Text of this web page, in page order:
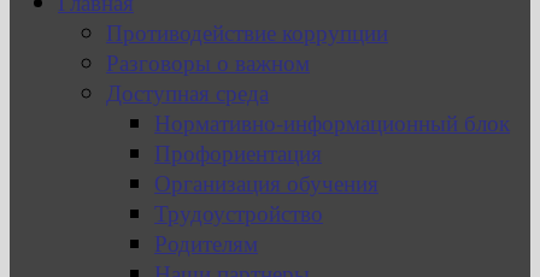
Противодействие коррупции
Разговоры о важном
Доступная среда
Нормативно-информационный блок
Профориентация
Организация обучения
Трудоустройство
Родителям